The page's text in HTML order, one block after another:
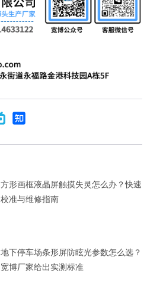
方形画框液晶屏触摸失灵怎么办？快速
校准与维修指南
地下停车场条形屏防眩光参数怎么选？
宽博厂家给出实测标准